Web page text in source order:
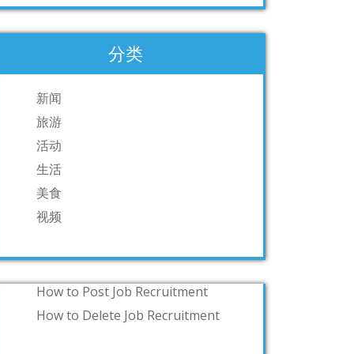
分类
新闻
旅游
活动
生活
美食
视频
How to Post Job Recruitment
How to Delete Job Recruitment